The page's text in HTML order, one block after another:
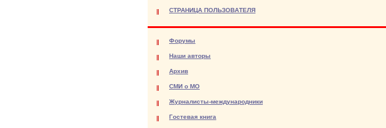
СТРАНИЦА ПОЛЬЗОВАТЕЛЯ
Форумы
Наши авторы
Архив
СМИ о МО
Журналисты-международники
Гостевая книга